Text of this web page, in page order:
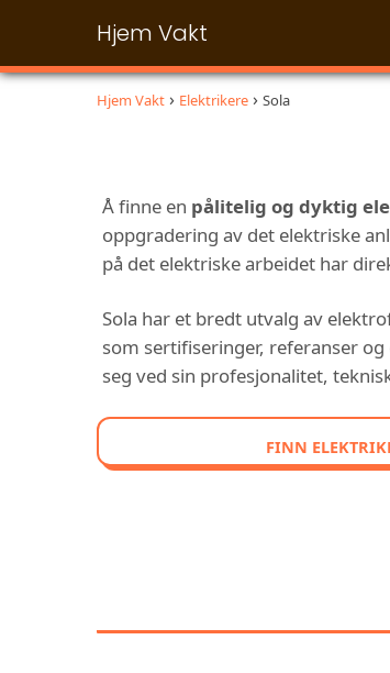
Hjem Vakt
Hjem Vakt Elektrikere Sola
Å finne en pålitelig og dyktig
oppgradering av det elektriske
på det elektriske arbeidet har
Sola har et bredt utvalg av
som sertifiseringer, referanser
seg ved sin profesjonalitet,
FINN